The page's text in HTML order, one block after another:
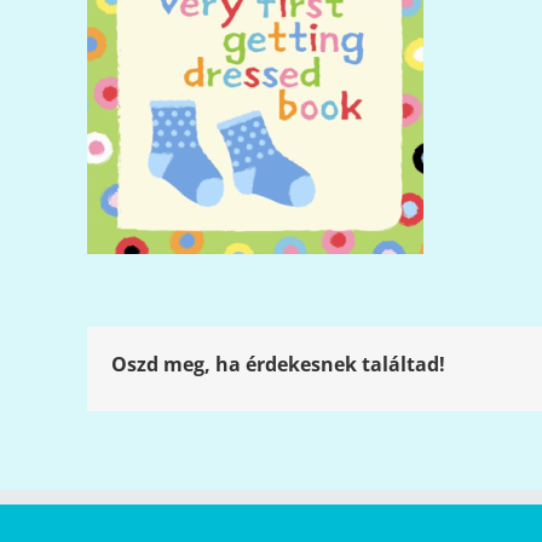
Oszd meg, ha érdekesnek találtad!